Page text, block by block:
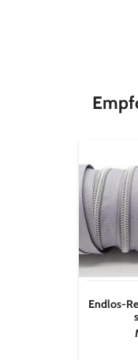
silber
-
hellgrau
Endlos-